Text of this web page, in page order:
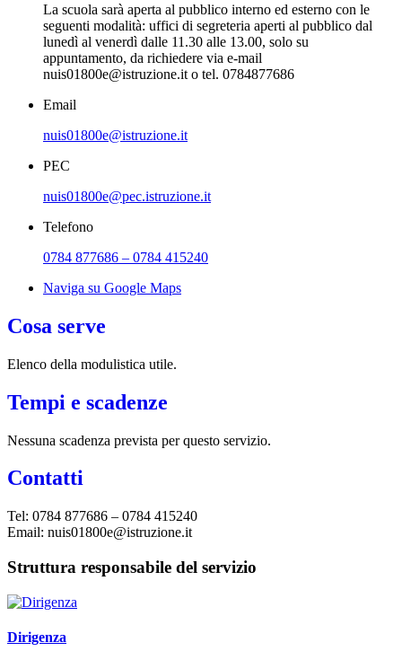
La scuola sarà aperta al pubblico interno ed esterno con le
seguenti modalità: uffici di segreteria aperti al pubblico dal
lunedì al venerdì dalle 11.30 alle 13.00, solo su
appuntamento, da richiedere via e-mail
nuis01800e@istruzione.it o tel. 0784877686
Email
nuis01800e@istruzione.it
PEC
nuis01800e@pec.istruzione.it
Telefono
0784 877686 – 0784 415240
Naviga su Google Maps
Cosa serve
Elenco della modulistica utile.
Tempi e scadenze
Nessuna scadenza prevista per questo servizio.
Contatti
Tel: 0784 877686 – 0784 415240
Email: nuis01800e@istruzione.it
Struttura responsabile del servizio
Dirigenza